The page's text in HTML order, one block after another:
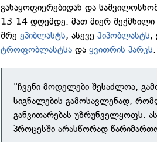
განაყოფიერებიდან და
13-14 დღემდე. მათ მიერ
შრეეპიბლასტს, ასევეჰიპობლასტს,
ტროფობლასტსა დაყვითრის პარკს.
"ჩვენი მოდელები შესაძლოა,
სიგნალების გამოსავლენად,
განვითარებას უზრუნველყოფს.
პროცესში არასწორად